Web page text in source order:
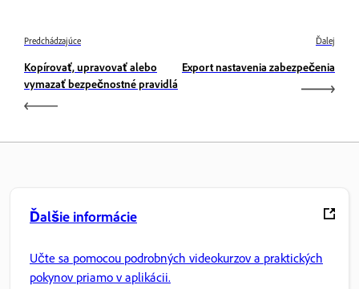
Predchádzajúce
Kopírovať, upravovať alebo
vymazať bezpečnostné pravidlá
Ďalej
Export nastavenia zabezpečenia
Ďalšie informácie
Učte sa pomocou podrobných videokurzov a praktických
pokynov priamo v aplikácii.